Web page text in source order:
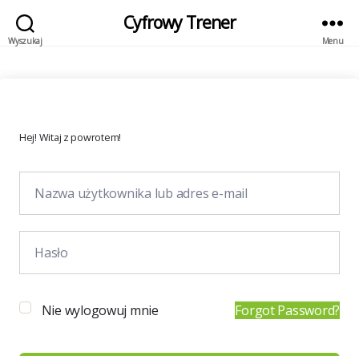
Wyszukaj
Cyfrowy Trener
Menu
Hej! Witaj z powrotem!
Nie wylogowuj mnie Forgot Password?